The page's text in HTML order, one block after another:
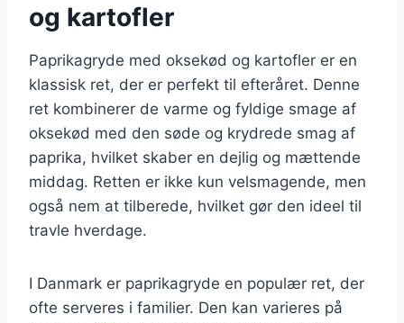
og kartofler
Paprikagryde med oksekød og kartofler er en
klassisk ret, der er perfekt til efteråret. Denne
ret kombinerer de varme og fyldige smage af
oksekød med den søde og krydrede smag af
paprika, hvilket skaber en dejlig og mættende
middag. Retten er ikke kun velsmagende, men
også nem at tilberede, hvilket gør den ideel til
travle hverdage.
I Danmark er paprikagryde en populær ret, der
ofte serveres i familier. Den kan varieres på